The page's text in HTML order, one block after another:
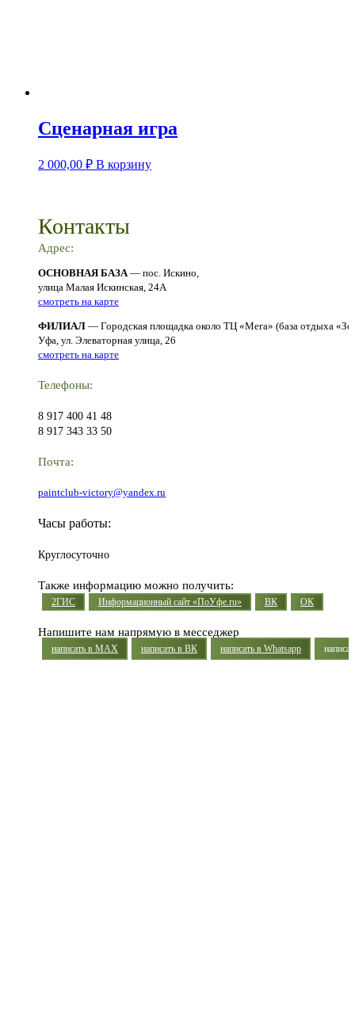
Сценарная игра
2 000,00 ₽ В корзину
Контакты
Адрес:
ОСНОВНАЯ БАЗА — пос. Искино,
улица Малая Искинская, 24А
смотреть на карте
ФИЛИАЛ — Городская площадка около ТЦ «Мега» (база отдыха
Уфа, ул. Элеваторная улица, 26
смотреть на карте
Телефоны:
8 917 400 41 48
8 917 343 33 50
Почта:
paintclub-victory@yandex.ru
Часы работы:
Круглосуточно
Также информацию можно получить:
2ГИС Информационный сайт «ПоУфе.ru» ВК ОК
Напишите нам напрямую в месседжер
написать в MAX написать в ВК написать в Whatsapp